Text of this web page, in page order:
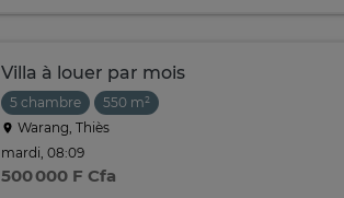
Villa à louer par mois
5 chambre
550 m²
Warang, Thiès
mardi, 08:09
500 000 F Cfa